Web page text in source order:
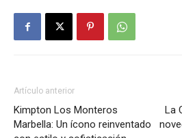
Artículo anterior
Kimpton Los Monteros
Marbella: Un ícono reinventado
La